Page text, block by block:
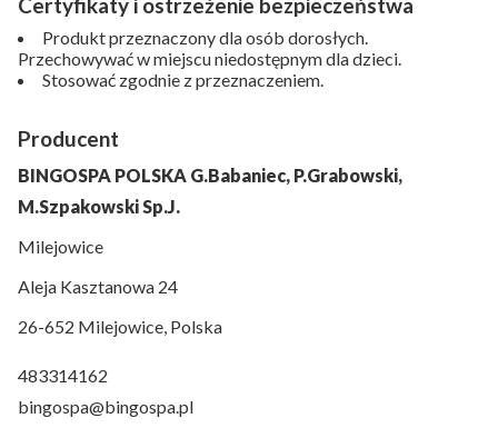
Certyfikaty i ostrzeżenie bezpieczeństwa
Produkt przeznaczony dla osób dorosłych.
Przechowywać w miejscu niedostępnym dla dzieci.
Stosować zgodnie z przeznaczeniem.
Producent
BINGOSPA POLSKA G.Babaniec, P.Grabowski,
M.Szpakowski Sp.J.
Milejowice
Aleja Kasztanowa 24
26-652 Milejowice, Polska
483314162
bingospa@bingospa.pl